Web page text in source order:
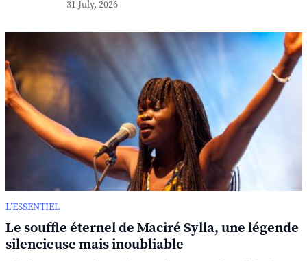
31 July, 2026
L’ESSENTIEL
Le souffle éternel de Maciré Sylla, une légende
silencieuse mais inoubliable